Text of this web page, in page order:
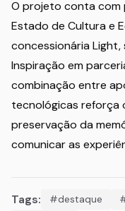
O projeto conta com
Estado de Cultura e
concessionária
Inspiração em
combinação entre
tecnológicas reforça
preservação da
comunicar as
Tags: #destaque